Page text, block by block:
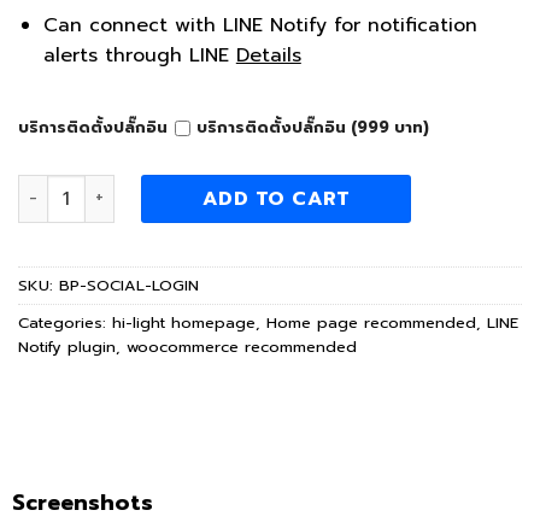
Can connect with LINE Notify for notification
alerts through LINE Details
บริการติดตั้งปลั๊กอิน บริการติดตั้งปลั๊กอิน (999 บาท)
Social login for WordPress / Woocommerce plugin
ADD TO CART
SKU: BP-SOCIAL-LOGIN
Categories: hi-light homepage, Home page recommended, LINE
Notify plugin, woocommerce recommended
Screenshots